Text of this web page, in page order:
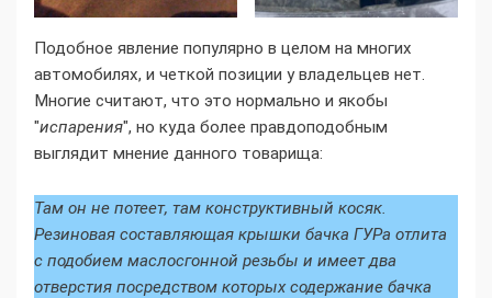
Подобное явление популярно в целом на многих
автомобилях, и четкой позиции у владельцев нет.
Многие считают, что это нормально и якобы
"испарения", но куда более правдоподобным
выглядит мнение данного товарища:
Там он не потеет, там конструктивный косяк.
Резиновая составляющая крышки бачка ГУРа отлита
с подобием маслосгонной резьбы и имеет два
отверстия посредством которых содержание бачка